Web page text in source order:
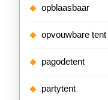
opblaasbaar
opvouwbare tent
pagodetent
partytent